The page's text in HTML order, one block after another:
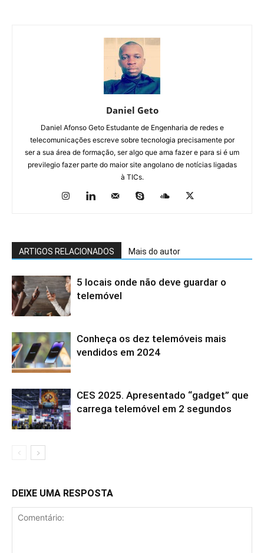
Daniel Geto
Daniel Afonso Geto Estudante de Engenharia de redes e
telecomunicações escreve sobre tecnologia precisamente por
ser a sua área de formação, ser algo que ama fazer e para si é um
previlegio fazer parte do maior site angolano de notícias ligadas
à TICs.
ARTIGOS RELACIONADOS Mais do autor
5 locais onde não deve guardar o
telemóvel
Conheça os dez telemóveis mais
vendidos em 2024
CES 2025. Apresentado “gadget” que
carrega telemóvel em 2 segundos
DEIXE UMA RESPOSTA